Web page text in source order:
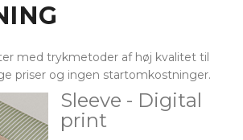
med trykmetoder af høj kvalitet til
priser og ingen startomkostninger.
Sleeve - Digital
print